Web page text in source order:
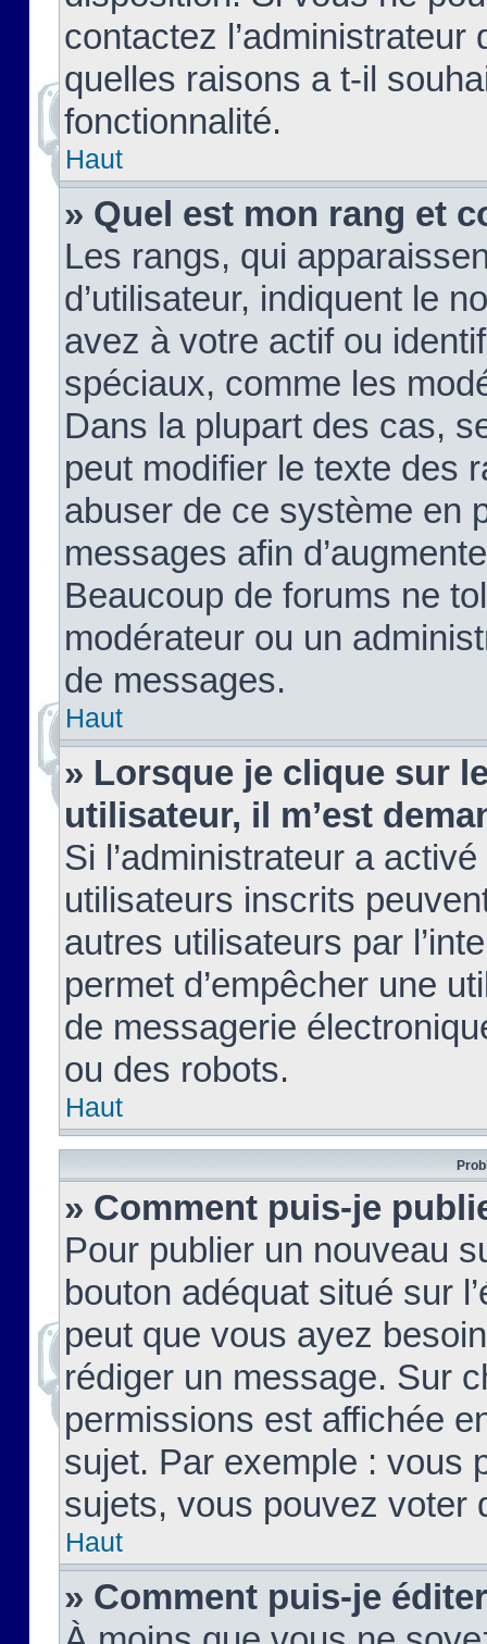
contactez
quelles raisons a t-il
fonctionnalité.
Haut
» Quel est mon rang et
Les rangs, qui
d’utilisateur, indiquent le
avez à votre actif ou
spéciaux, comme les
Dans la plupart des cas,
peut modifier le texte des
abuser de ce système en
messages afin
Beaucoup de forums ne
modérateur ou un
de messages.
Haut
» Lorsque je clique sur
utilisateur, il m’est
Si l’administrateur a
utilisateurs inscrits
autres utilisateurs par
permet d’empêcher une
de messagerie
ou des robots.
Haut
» Comment puis-je
Pour publier un nouveau
bouton adéquat situé sur
peut que vous ayez
rédiger un message. Sur
permissions est affichée
sujet. Par exemple : vous
sujets, vous pouvez voter
Haut
» Comment puis-je